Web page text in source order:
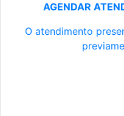
AGENDAR
O atendimento